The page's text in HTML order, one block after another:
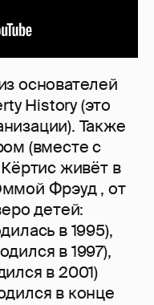
основателей
History (это
Также
(вместе с
живёт в
Фрэуд , от
детей:
в 1995),
в 1997),
в 2001)
в конце